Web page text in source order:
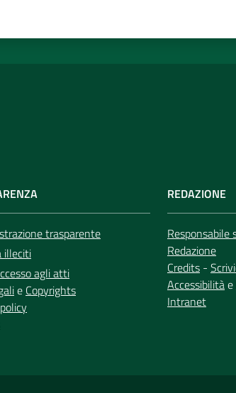
trasparente
illeciti
agli atti
e Copyrights
REDAZIONE
Responsabile
Redazione
Credits -
Accessibilitàe
Intranet